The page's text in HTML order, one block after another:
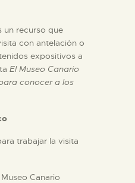
un recurso que
con antelación o
expositivos a
El Museo Canario
conocer a los
trabajar la visita
Canario